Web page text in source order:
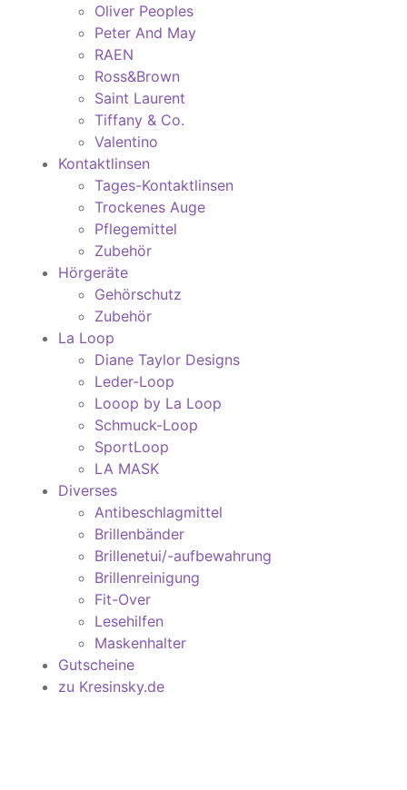
Oliver Peoples
Peter And May
RAEN
Ross&Brown
Saint Laurent
Tiffany & Co.
Valentino
Kontaktlinsen
Tages-Kontaktlinsen
Trockenes Auge
Pflegemittel
Zubehör
Hörgeräte
Gehörschutz
Zubehör
La Loop
Diane Taylor Designs
Leder-Loop
Looop by La Loop
Schmuck-Loop
SportLoop
LA MASK
Diverses
Antibeschlagmittel
Brillenbänder
Brillenetui/-aufbewahrung
Brillenreinigung
Fit-Over
Lesehilfen
Maskenhalter
Gutscheine
zu Kresinsky.de